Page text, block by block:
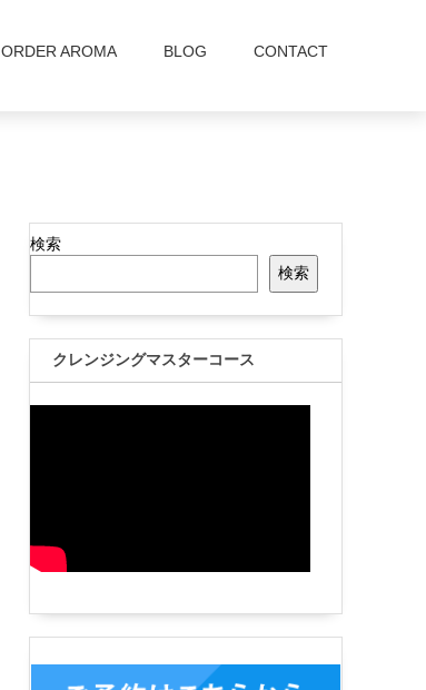
ORDER AROMA BLOG CONTACT
検索
検索
クレンジングマスターコース